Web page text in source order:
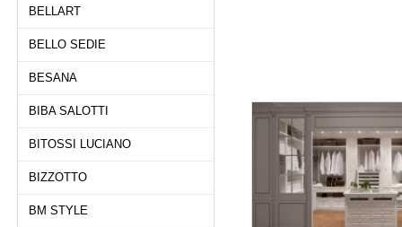
BELLART
BELLO SEDIE
BESANA
BIBA SALOTTI
BITOSSI LUCIANO
BIZZOTTO
BM STYLE